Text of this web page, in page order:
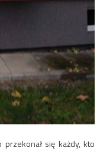
się każdy, kto